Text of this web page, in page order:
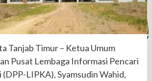
Tanjab Timur – Ketua Umum
Pusat Lembaga Informasi Pencari
(DPP-LIPKA), Syamsudin Wahid,